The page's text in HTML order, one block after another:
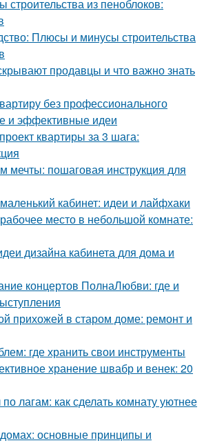
из пеноблоков:
Плюсы и минусы строительства
продавцы и что важно знать
без профессионального
и эффективные идеи
квартиры за 3 шага:
мечты: пошаговая инструкция для
кабинет: идеи и лайфхаки
место в небольшой комнате:
дизайна кабинета для дома и
концертов ПолнаЛюбви: где и
прихожей в старом доме: ремонт и
где хранить свои инструменты
хранение швабр и венек: 20
лагам: как сделать комнату уютнее
основные принципы и